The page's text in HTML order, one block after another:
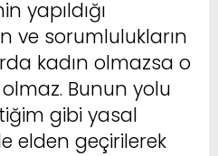
yapıldığı
ve sorumlulukların
kadın olmazsa o
Bunun yolu
gibi yasal
elden geçirilerek